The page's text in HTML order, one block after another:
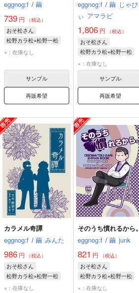
eggnog:f / 繭
739 円 （税込）
おそ松さん
松野カラ松×松野一松
松野カラ松
×：在庫なし
サンプル
再販希望
eggnog:f / 繭 じゃぴ
ぃ アマラビ
1,806 円 （税込）
おそ松さん
松野カラ松×松野一松
松野カラ松
×：在庫なし
サンプル
再販希望
カラメル奇譚
eggnog:f / 繭 みんた
986 円 （税込）
おそ松さん
松野カラ松×松野一松
松野カラ松
×：在庫なし
そのうち慣れるから。
eggnog:f / 繭 junk
821 円 （税込）
おそ松さん
松野カラ松×松野一松
松野カラ松
×：在庫なし